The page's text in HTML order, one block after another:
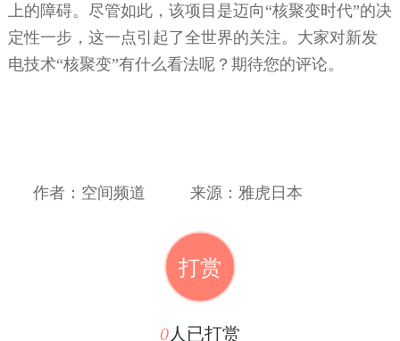
上的障碍。尽管如此，该项目是迈向“核聚变时代”的决
定性一步，这一点引起了全世界的关注。大家对新发
电技术“核聚变”有什么看法呢？期待您的评论。
作者：空间频道 来源：雅虎日本
打赏
0人已打赏